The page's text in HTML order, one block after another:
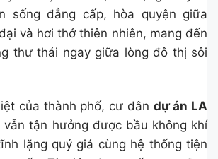
sống đẳng cấp, hòa quyện giữa
và hơi thở thiên nhiên, mang đến
thư thái ngay giữa lòng đô thị sôi
của thành phố, cư dân dự án LA
vẫn tận hưởng được bầu không khí
lặng quý giá cùng hệ thống tiện